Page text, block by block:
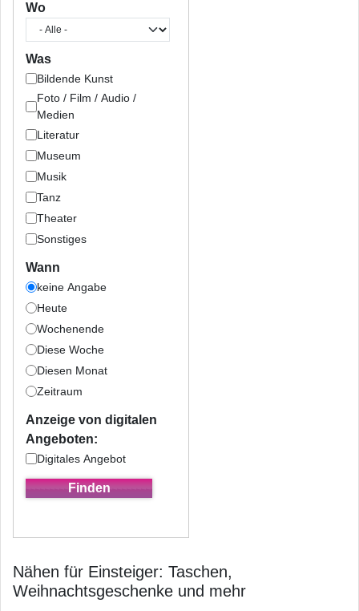
Wo
Was
Bildende Kunst
Foto / Film / Audio /
Medien
Literatur
Museum
Musik
Tanz
Theater
Sonstiges
Wann
keine Angabe
Heute
Wochenende
Diese Woche
Diesen Monat
Zeitraum
Anzeige von digitalen
Angeboten:
Digitales Angebot
Nähen für Einsteiger: Taschen,
Weihnachtsgeschenke und mehr